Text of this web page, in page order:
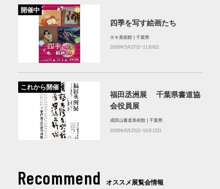
開催中
四季を写す絵画たち
ホキ美術館 | 千葉県
2026年5月27日~11月8日
これから開催
福田丞洲展 千葉県書道協
会役員展
成田山書道美術館 | 千葉県
2026年8月25日~10月12日
Recommend オススメ展覧会情報